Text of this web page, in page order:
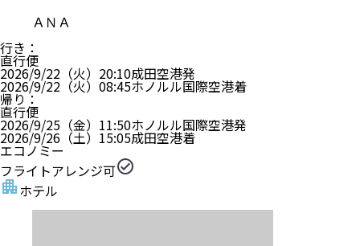
ＡＮＡ
行き ：
直行便
2026/9/22（火） 20:10成田空港発
2026/9/22（火） 08:45ホノルル国際空港着
帰り ：
直行便
2026/9/25（金） 11:50ホノルル国際空港発
2026/9/26（土） 15:05成田空港着
エコノミー
フライトアレンジ可
ホテル